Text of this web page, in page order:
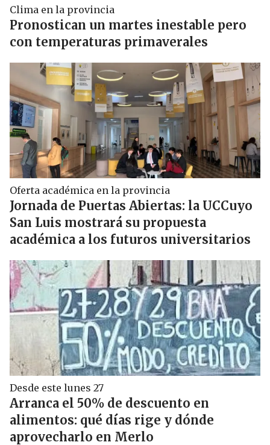
Clima en la provincia
Pronostican un martes inestable pero
con temperaturas primaverales
Oferta académica en la provincia
Jornada de Puertas Abiertas: la UCCuyo
San Luis mostrará su propuesta
académica a los futuros universitarios
Desde este lunes 27
Arranca el 50% de descuento en
alimentos: qué días rige y dónde
aprovecharlo en Merlo